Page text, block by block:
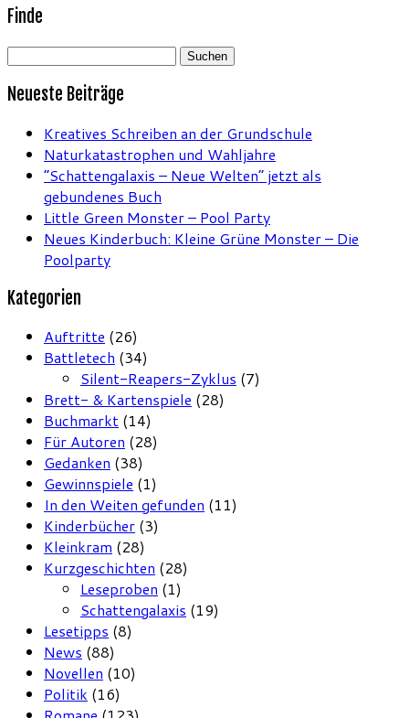
Finde
Suchen
Neueste Beiträge
Kreatives Schreiben an der Grundschule
Naturkatastrophen und Wahljahre
“Schattengalaxis – Neue Welten” jetzt als
gebundenes Buch
Little Green Monster – Pool Party
Neues Kinderbuch: Kleine Grüne Monster – Die
Poolparty
Kategorien
Auftritte (26)
Battletech (34)
Silent-Reapers-Zyklus (7)
Brett- & Kartenspiele (28)
Buchmarkt (14)
Für Autoren (28)
Gedanken (38)
Gewinnspiele (1)
In den Weiten gefunden (11)
Kinderbücher (3)
Kleinkram (28)
Kurzgeschichten (28)
Leseproben (1)
Schattengalaxis (19)
Lesetipps (8)
News (88)
Novellen (10)
Politik (16)